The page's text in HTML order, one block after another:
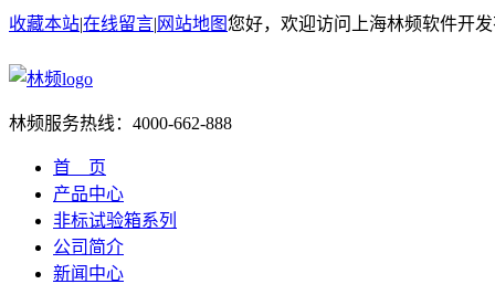
收藏本站|在线留言| 网站地图您好，欢迎访问上海林频软件开
林频服务热线： 4000-662-888
首 页
产品中心
非标试验箱系列
公司简介
新闻中心